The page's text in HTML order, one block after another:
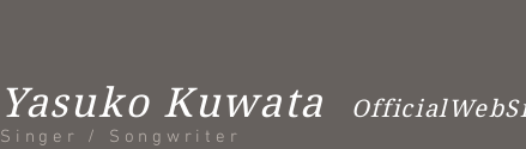
Yasuko Kuwata
Singer / Songwriter